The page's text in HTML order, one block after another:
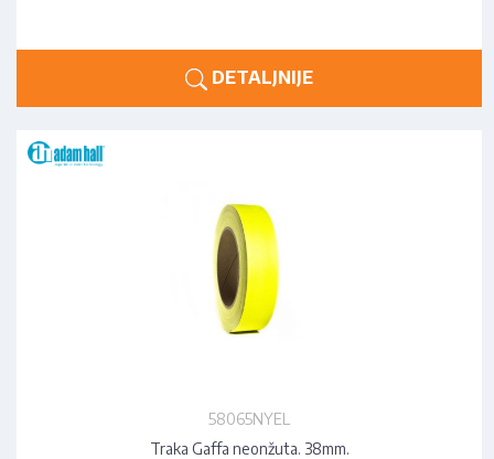
DETALJNIJE
58065NYEL
Traka Gaffa neonžuta. 38mm.